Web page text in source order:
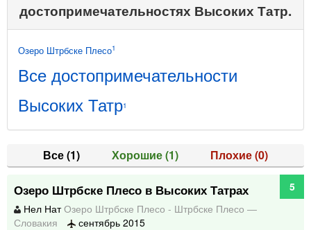
достопримечательностях Высоких Татр.
Озеро Штрбске Плесо1
Все достопримечательности
Высоких Татр1
Все(1) Хорошие(1) Плохие(0)
Озеро Штрбске Плесо в Высоких Татрах
5
Нел Нат Озеро Штрбске Плесо - Штрбске Плесо —
Словакия
сентябрь 2015